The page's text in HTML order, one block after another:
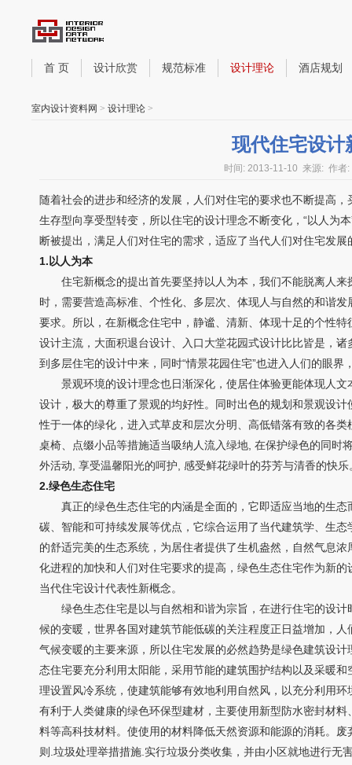
首 页 设计欣赏 规范标准 设计理论 酒店规划
室内设计资料网 > 设计理论 >
现代住宅设计
时间: 2013-11-10 来源: 作者:
随着社会的进步和经济的发展，人们对住宅的要求也不断提高
生存型向享受型转变，所以住宅的设计理念不断变化，“以人为
断被提出，满足人们对住宅的需求，适应了当代人们对住宅发
1.以人为本
住宅新概念的提出首先要坚持以人为本，我们不能脱离人来
时，需要营造高标准、个性化、多层次、体现人与自然的和谐
要求。所以，在新概念住宅中，静谧、清新、体现十足的个性
设计主流，大面积退台设计、入口大堂花园式设计比比皆是，
到多层住宅的设计中来，同时“情景花园住宅”也进入人们的眼界
景观环境的设计理念也日渐深化，使居住体验更能体现人文
设计，极大的尊重了景观的均好性。同时出色的规划和景观设
性于一体的绿化，进入式草皮和层次分明、高低错落有致的各
桌椅、点缀小品等措施适当吸纳人流入绿地, 在保护绿色的同时
外活动, 享受温馨阳光的呵护, 感受鲜花绿叶的芬芳与清香的快
2.绿色生态住宅
真正的绿色生态住宅的内涵是全面的，它即适应当地的生态
碳、智能和可持续发展等优点，它综合运用了当代建筑学、生
的舒适完美的生态系统，为居住者提供了生机盎然，自然气息
化进程的加快和人们对住宅要求的提高，绿色生态住宅作为新
当代住宅设计代表性新概念。
绿色生态住宅是以与自然相和谐为宗旨，在进行住宅的设计
候的变暖，世界各国对建筑节能低碳的关注程度正日益增加，
气候变暖的主要来源，所以住宅发展的必然趋势是绿色建筑设
态住宅要充分利用太阳能，采用节能的建筑围护结构以及采暖
理设置风冷系统，使建筑能够有效地利用自然风，以充分利用
有利于人类健康的绿色环保型建材，主要使用新型防水密封材
料等高科技材料。使使用的材料降低天然资源和能源的消耗。
则.垃圾处理举措措施.实行垃圾分类收集，并由小区就地进行无